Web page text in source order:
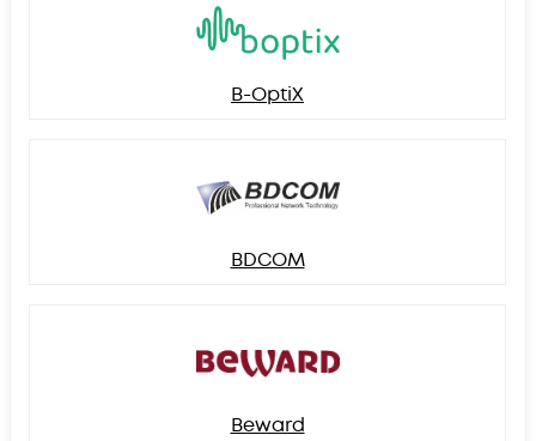
B-OptiX
BDCOM
Beward